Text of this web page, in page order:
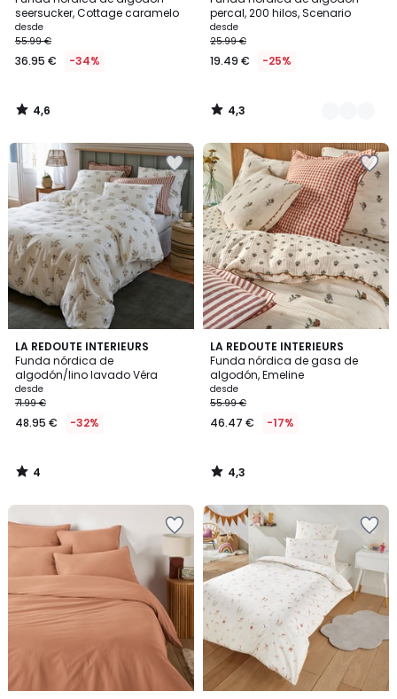
seersucker, Cottage caramelo
desde
55.99 €
36.95 € -34%
4,6
/
percal, 200 hilos, Scenario
desde
25.99 €
19.49 € -25%
Colores
4,3
/
LA REDOUTE INTERIEURS
Funda nórdica de
algodón/lino lavado Véra
desde
71.99 €
48.95 € -32%
4
/
5
4
/
LA REDOUTE INTERIEURS
Funda nórdica de gasa de
algodón, Emeline
desde
55.99 €
46.47 € -17%
4,3
/ 5
4,3
/